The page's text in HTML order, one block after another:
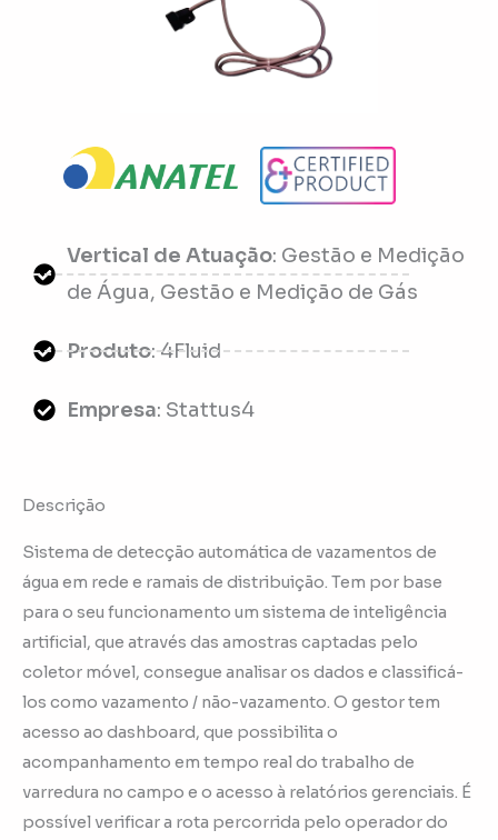
Vertical de Atuação: Gestão e Medição
de Água, Gestão e Medição de Gás
Produto: 4Fluid
Empresa: Stattus4
Descrição
Sistema de detecção automática de vazamentos de
água em rede e ramais de distribuição. Tem por base
para o seu funcionamento um sistema de inteligência
artificial, que através das amostras captadas pelo
coletor móvel, consegue analisar os dados e classificá-
los como vazamento / não-vazamento. O gestor tem
acesso ao dashboard, que possibilita o
acompanhamento em tempo real do trabalho de
varredura no campo e o acesso à relatórios gerenciais. É
possível verificar a rota percorrida pelo operador do